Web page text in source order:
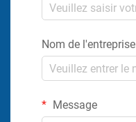
Nom de l'entreprise
Message